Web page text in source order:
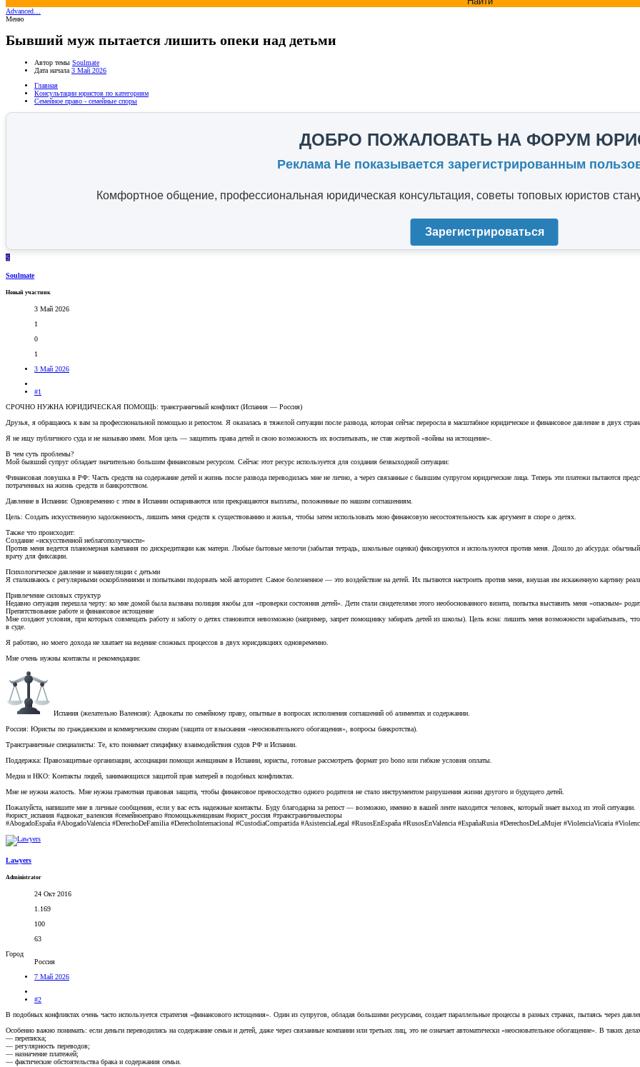
Advanced…
Меню
Бывший муж пытается лишить опеки над детьми
Автор темы Soulmate
Дата начала 3 Май 2026
Главная
Консультации юристов по категориям
Семейное право - семейные споры
ДОБРО ПОЖАЛОВАТЬ НА ФОРУМ
Реклама Не показывается зарегистрированным
Комфортное общение, профессиональная юридическая консультация, советы топовых юристов
Зарегистрироваться
S
Soulmate
Новый участник
3 Май 2026
1
0
1
3 Май 2026
#1
СРОЧНО НУЖНА ЮРИДИЧЕСКАЯ ПОМОЩЬ: трансграничный конфликт (Испания — Россия)
Друзья, я обращаюсь к вам за профессиональной помощью и репостом. Я оказалась в тяжелой ситуации после развода, которая сейчас переросла в масштабное юридическое и финансовое давление в двух
Я не ищу публичного суда и не называю имен. Моя цель — защитить права детей и свою возможность их воспитывать, не став жертвой «войны на истощение».
В чем суть проблемы?
Мой бывший супруг обладает значительно большим финансовым ресурсом. Сейчас этот ресурс используется для создания безвыходной ситуации:
Финансовая ловушка в РФ: Часть средств на содержание детей и жизнь после развода переводилась мне не лично, а через связанные с бывшим супругом юридические лица. Теперь эти платежи пытаются
потраченных на жизнь средств и банкротством.
Давление в Испании: Одновременно с этим в Испании оспариваются или прекращаются выплаты, положенные по нашим соглашениям.
Цель: Создать искусственную задолженность, лишить меня средств к существованию и жилья, чтобы затем использовать мою финансовую несостоятельность как аргумент в споре о детях.
Также что происходит:
Создание «искусственной неблагополучности»
Против меня ведется планомерная кампания по дискредитации как матери. Любые бытовые мелочи (забытая тетрадь, школьные оценки) фиксируются и используются против меня. Дошло до абсурда:
врачу для фиксации.
Психологическое давление и манипуляции с детьми
Я сталкиваюсь с регулярными оскорблениями и попытками подорвать мой авторитет. Самое болезненное — это воздействие на детей. Их пытаются настроить против меня, внушая им искаженную картину
Привлечение силовых структур
Недавно ситуация перешла черту: ко мне домой была вызвана полиция якобы для «проверки состояния детей». Дети стали свидетелями этого необоснованного визита, попытка выставить меня «опасным»
Препятствование работе и финансовое истощение
Мне создают условия, при которых совмещать работу и заботу о детях становится невозможно (например, запрет помощнику забирать детей из школы). Цель ясна: лишить меня возможности зарабатывать,
в суде.
Я работаю, но моего дохода не хватает на ведение сложных процессов в двух юрисдикциях одновременно.
Мне очень нужны контакты и рекомендации:
Испания (желательно Валенсия): Адвокаты по семейному праву, опытные в вопросах исполнения соглашений об алиментах и содержании.
Россия: Юристы по гражданским и коммерческим спорам (защита от взыскания «неосновательного обогащения», вопросы банкротства).
Трансграничные специалисты: Те, кто понимает специфику взаимодействия судов РФ и Испании.
Поддержка: Правозащитные организации, ассоциации помощи женщинам в Испании, юристы, готовые рассмотреть формат pro bono или гибкие условия оплаты.
Медиа и НКО: Контакты людей, занимающихся защитой прав матерей в подобных конфликтах.
Мне не нужна жалость. Мне нужна грамотная правовая защита, чтобы финансовое превосходство одного родителя не стало инструментом разрушения жизни другого и будущего детей.
Пожалуйста, напишите мне в личные сообщения, если у вас есть надежные контакты. Буду благодарна за репост — возможно, именно в вашей ленте находится человек, который знает выход из этой ситуации.
#юрист_испания #адвокат_валенсия #семейноеправо #помощьженщинам #юрист_россия #трансграничныеспоры
#AbogadoEspaña #AbogadoValencia #DerechoDeFamilia #DerechoInternacional #CustodiaCompartida #AsistenciaLegal #RusosEnEspaña #RusosEnValencia #EspañaRusia #DerechosDeLaMujer #ViolenciaVicaria
Lawyers
Administrator
24 Окт 2016
1.169
100
63
Город
Россия
7 Май 2026
#2
В подобных конфликтах очень часто используется стратегия «финансового истощения». Один из супругов, обладая большими ресурсами, создает параллельные процессы в разных странах, пытаясь через
Особенно важно понимать: если деньги переводились на содержание семьи и детей, даже через связанные компании или третьих лиц, это не означает автоматически «неосновательное обогащение». В таких
— переписка;
— регулярность переводов;
— назначение платежей;
— фактические обстоятельства брака и содержания семьи.